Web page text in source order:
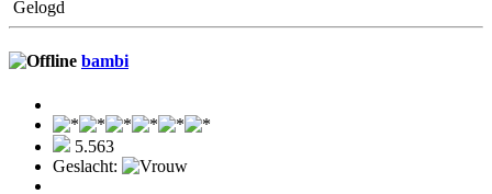
Gelogd
bambi
5.563
Geslacht: